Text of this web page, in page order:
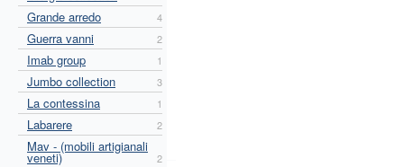
Grande arredo 4
Guerra vanni 2
Imab group 1
Jumbo collection 3
La contessina 1
Labarere 2
Mav - (mobili artigianali
veneti) 2